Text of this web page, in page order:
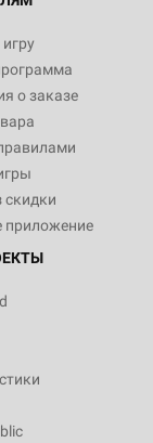
о заказе
скидки
приложение